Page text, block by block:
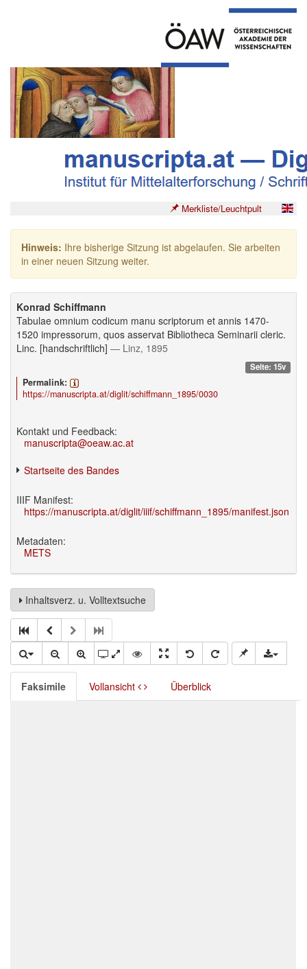
Merkliste/Leuchtpult
Hinweis: Ihre bisherige Sitzung ist abgelaufen. Sie arbeiten
in einer neuen Sitzung weiter.
Konrad Schiffmann
Tabulae omnium codicum manu scriptorum et annis 1470-
1520 impressorum, quos asservat Bibliotheca Seminarii cleric.
Linc. [handschriftlich] — Linz, 1895
Seite: 15v
Permalink:
https://manuscripta.at/diglit/schiffmann_1895/0030
Kontakt und Feedback:
manuscripta@oeaw.ac.at
Startseite des Bandes
IIIF Manifest:
https://manuscripta.at/diglit/iiif/schiffmann_1895/manifest.json
Metadaten:
METS
Inhaltsverz. u. Volltextsuche
Faksimile Vollansicht Überblick